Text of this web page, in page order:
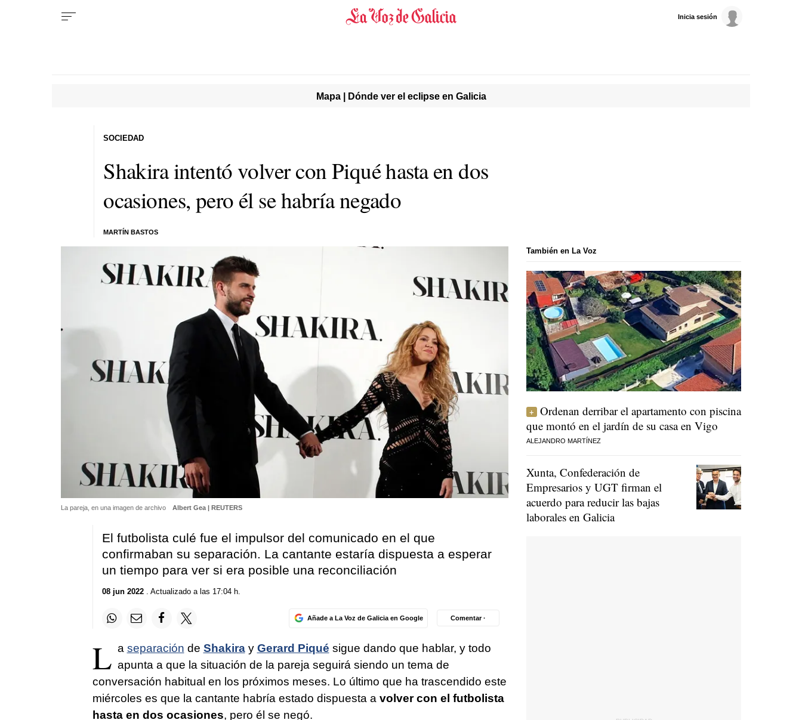
Inicia sesión
Mapa | Dónde ver el eclipse en Galicia
Shakira intentó volver con Piqué hasta en dos
ocasiones, pero él se habría negado
MARTÍN BASTOS
SOCIEDAD
La pareja, en una imagen de archivo Albert Gea | REUTERS
El futbolista culé fue el impulsor del comunicado en el que
confirmaban su separación. La cantante estaría dispuesta a esperar
un tiempo para ver si era posible una reconciliación
08 jun 2022. Actualizado a las 17:04 h.
Añade a La Voz de Galicia en Google Comentar ·
L a separación de Shakiray Gerard Piqué sigue dando que hablar, y todo
apunta a que la situación de la pareja seguirá siendo un tema de
conversación habitual en los próximos meses. Lo último que ha trascendido este
miércoles es que la cantante habría estado dispuesta a volver con el futbolista
hasta en dos ocasiones, pero él se negó.
También en La Voz
Ordenan derribar el apartamento con piscina
que montó en el jardín de su casa en Vigo
ALEJANDRO MARTÍNEZ
Xunta, Confederación de
Empresarios y UGT firman el
acuerdo para reducir las bajas
laborales en Galicia